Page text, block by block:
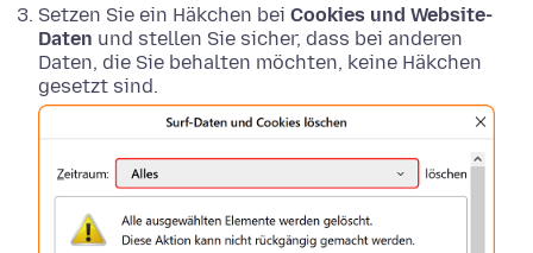
Setzen Sie ein Häkchen bei Cookies und Website-
Daten und stellen Sie sicher, dass bei anderen
Daten, die Sie behalten möchten, keine Häkchen
gesetzt sind.